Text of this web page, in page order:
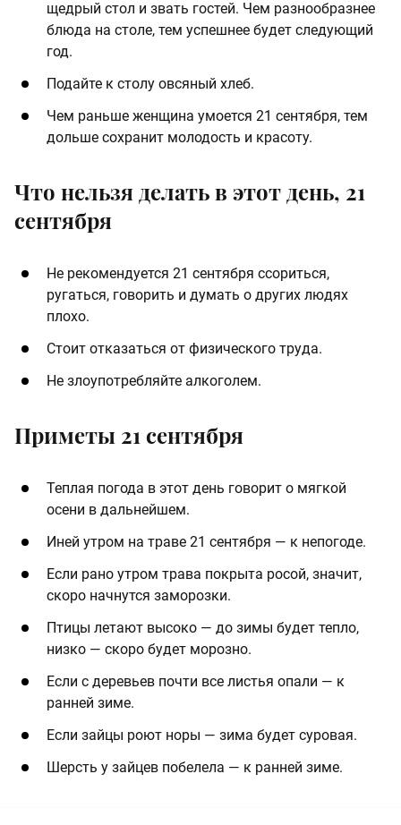
щедрый стол и звать гостей. Чем разнообразнее
блюда на столе, тем успешнее будет следующий
год.
Подайте к столу овсяный хлеб.
Чем раньше женщина умоется 21 сентября, тем
дольше сохранит молодость и красоту.
Что нельзя делать в этот день, 21
сентября
Не рекомендуется 21 сентября ссориться,
ругаться, говорить и думать о других людях
плохо.
Стоит отказаться от физического труда.
Не злоупотребляйте алкоголем.
Приметы 21 сентября
Теплая погода в этот день говорит о мягкой
осени в дальнейшем.
Иней утром на траве 21 сентября — к непогоде.
Если рано утром трава покрыта росой, значит,
скоро начнутся заморозки.
Птицы летают высоко — до зимы будет тепло,
низко — скоро будет морозно.
Если с деревьев почти все листья опали — к
ранней зиме.
Если зайцы роют норы — зима будет суровая.
Шерсть у зайцев побелела — к ранней зиме.